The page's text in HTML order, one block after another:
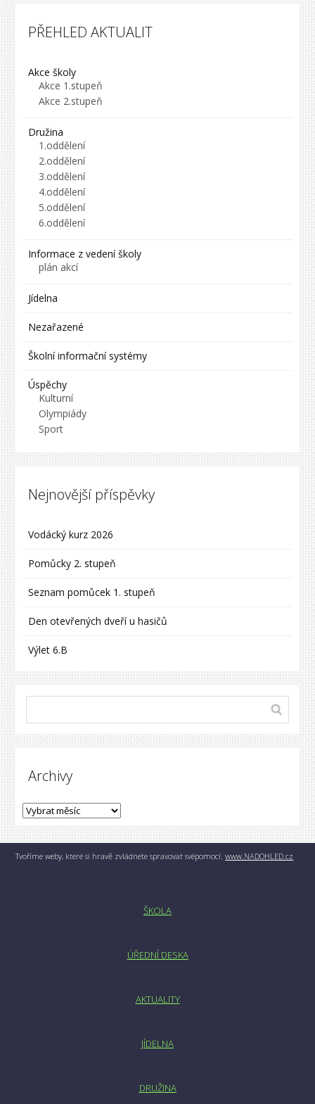
PŘEHLED AKTUALIT
Akce školy
Akce 1.stupeň
Akce 2.stupeň
Družina
1.oddělení
2.oddělení
3.oddělení
4.oddělení
5.oddělení
6.oddělení
Informace z vedení školy
plán akcí
Jídelna
Nezařazené
Školní informační systémy
Úspěchy
Kulturní
Olympiády
Sport
Nejnovější příspěvky
Vodácký kurz 2026
Pomůcky 2. stupeň
Seznam pomůcek 1. stupeň
Den otevřených dveří u hasičů
Výlet 6.B
Archivy
Tvoříme weby, které si hravě zvládnete spravovat svépomocí.www.NADOHLED.cz
ŠKOLA
ÚŘEDNÍ DESKA
AKTUALITY
JÍDELNA
DRUŽINA